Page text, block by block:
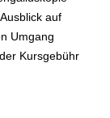
auf
Umgang
Kursgebühr